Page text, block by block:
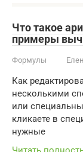
Что такое
примеры
Формулы
Как
несколькими
или
кликаете в
нужные